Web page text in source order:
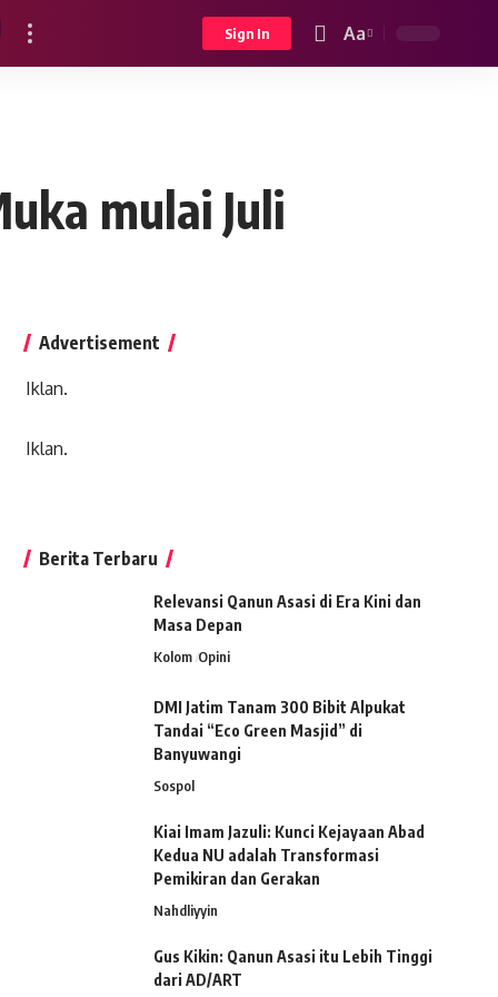
Sign In
Font
Aa
mulai Juli
Advertisement
Iklan.
Iklan.
Berita Terbaru
Relevansi Qanun Asasi di Era Kini dan
Masa Depan
Kolom Opini
DMI Jatim Tanam 300 Bibit Alpukat
Tandai “Eco Green Masjid” di
Banyuwangi
Sospol
Kiai Imam Jazuli: Kunci Kejayaan Abad
Kedua NU adalah Transformasi
Pemikiran dan Gerakan
Nahdliyyin
Gus Kikin: Qanun Asasi itu Lebih Tinggi
dari AD/ART